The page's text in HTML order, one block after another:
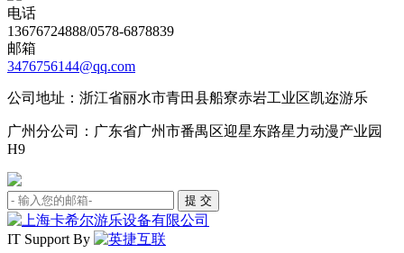
电话
13676724888/0578-6878839
邮箱
3476756144@qq.com
公司地址：浙江省丽水市青田县船寮赤岩工业区凯迩游乐
广州分公司：广东省广州市番禺区迎星东路星力动漫产业园
H9
IT Support By